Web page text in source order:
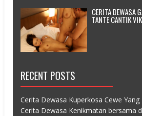
CERITA DEWASA
TANTE CANTIK
RECENT POSTS
Cerita Dewasa Kuperkosa Cewe Yang
Cerita Dewasa Kenikmatan bersama